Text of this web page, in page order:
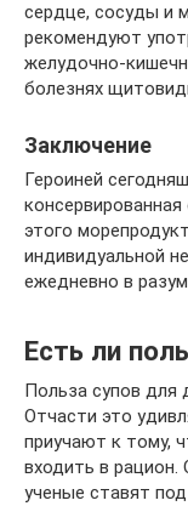
сердце, сосуды и
рекомендуют
желудочно-
болезнях
Заключение
Героиней
этого
индивидуальной
ежедневно в
Есть ли
Польза супов для
Отчасти это
приучают к тому,
входить в
ученые ставят